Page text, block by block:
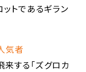
トであるギラン
気者
する「ズグロカ